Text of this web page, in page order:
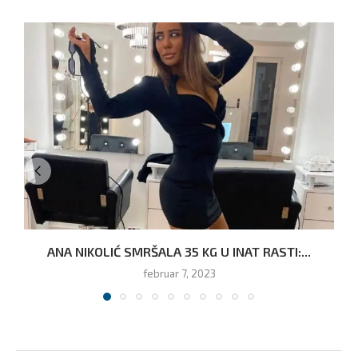
ANA NIKOLIĆ SMRŠALA 35 KG U INAT RASTI:...
februar 7, 2023